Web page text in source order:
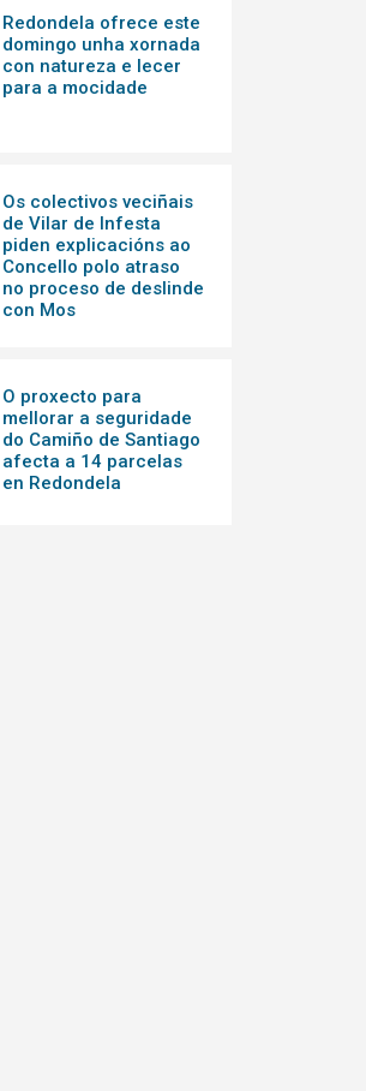
Redondela ofrece este
domingo unha xornada
con natureza e lecer
para a mocidade
Os colectivos veciñais
de Vilar de Infesta
piden explicacións ao
Concello polo atraso
no proceso de deslinde
con Mos
O proxecto para
mellorar a seguridade
do Camiño de Santiago
afecta a 14 parcelas
en Redondela